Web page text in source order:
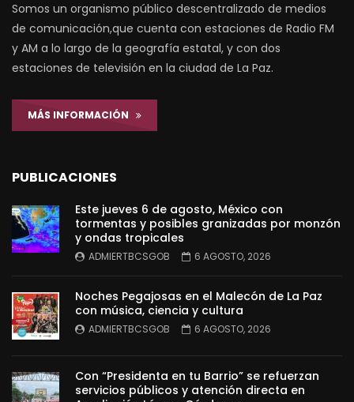
Somos un organismo público descentralizado de medios
de comunicación,que cuenta con estaciones de Radio FM
y AM a lo largo de la geografía estatal, y con dos
estaciones de televisión en la ciudad de La Paz.
MÁS INFORMACIÓN
PUBLICACIONES
Este jueves 6 de agosto, México con
tormentas y posibles granizadas por monzón
y ondas tropicales
ADMIERTBCSGOB 6 AGOSTO, 2026
Noches Pegajosas en el Malecón de La Paz
con música, ciencia y cultura
ADMIERTBCSGOB 6 AGOSTO, 2026
Con “Presidenta en tu Barrio” se refuerzan
servicios públicos y atención directa en